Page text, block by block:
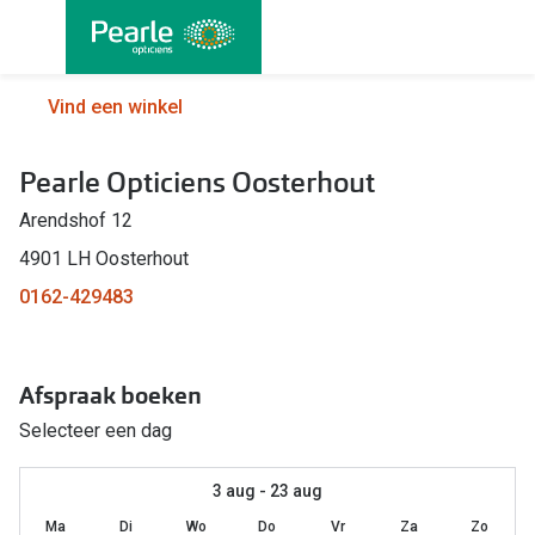
Alle brillen
Herenbrillen
Kinderbrillen
Soorten brillen
Multifocale bril
Blauw-violet licht bril
Vind een winkel
Pearle Opticiens Oosterhout
Arendshof 12
4901 LH Oosterhout
0162-429483
Afspraak boeken
Selecteer een dag
3 aug - 23 aug
Ma Di Wo Do Vr Za Zo